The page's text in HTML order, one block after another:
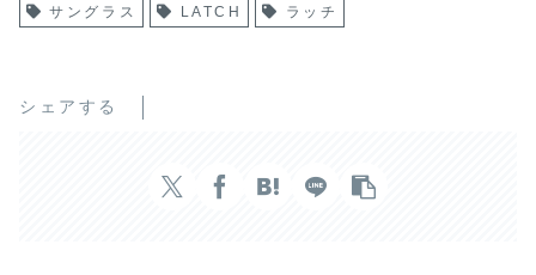
サングラス LATCH ラッチ
シェアする